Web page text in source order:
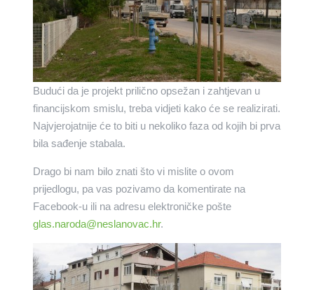
Budući da je projekt prilično opsežan i zahtjevan u
financijskom smislu, treba vidjeti kako će se realizirati.
Najvjerojatnije će to biti u nekoliko faza od kojih bi prva
bila sađenje stabala.
Drago bi nam bilo znati što vi mislite o ovom
prijedlogu, pa vas pozivamo da komentirate na
Facebook-u ili na adresu elektroničke pošte
glas.naroda@neslanovac.hr.